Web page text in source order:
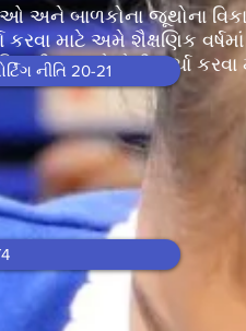
અને બાળકોના જૂથોના
કરવા માટે અમે શૈક્ષણિક
રહ્યું છે તેની ચર્ચા કરવા
નીતિ 20-21